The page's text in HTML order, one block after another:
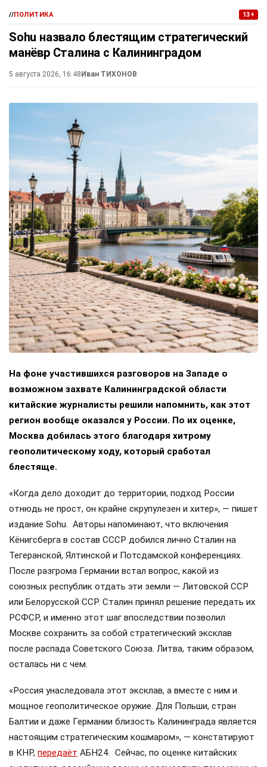
//ПОЛИТИКА 13+
Sohu назвало блестящим стратегический
манёвр Сталина с Калининградом
5 августа 2026, 16:48Иван ТИХОНОВ
На фоне участившихся разговоров на Западе о
возможном захвате Калининградской области
китайские журналисты решили напомнить, как этот
регион вообще оказался у России. По их оценке,
Москва добилась этого благодаря хитрому
геополитическому ходу, который сработал
блестяще.
«Когда дело доходит до территории, подход России
отнюдь не прост, он крайне скрупулезен и хитер», — пишет
издание Sohu. Авторы напоминают, что включения
Кёнигсберга в состав СССР добился лично Сталин на
Тегеранской, Ялтинской и Потсдамской конференциях.
После разгрома Германии встал вопрос, какой из
союзных республик отдать эти земли — Литовской ССР
или Белорусской ССР. Сталин принял решение передать их
РСФСР, и именно этот шаг впоследствии позволил
Москве сохранить за собой стратегический эксклав
после распада Советского Союза. Литва, таким образом,
осталась ни с чем.
«Россия унаследовала этот эксклав, а вместе с ним и
мощное геополитическое оружие. Для Польши, стран
Балтии и даже Германии близость Калининграда является
настоящим стратегическим кошмаром», — констатируют
в КНР, передаёт АБН24. Сейчас, по оценке китайских